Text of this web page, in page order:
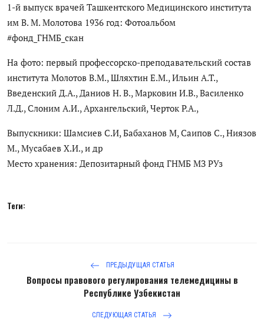
ИИ
Статистика
PDF-translator
Проблемы Арала
Русский
1-й выпуск врачей Ташкентского Медицинского института
им В. М. Молотова 1936 год: Фотоальбом
#фонд_ГНМБ_скан
На фото: первый профессорско-преподавательский состав
института Молотов В.М., Шляхтин Е.М., Ильин А.Т.,
Введенский Д.А., Даниов Н. В., Марковин И.В., Василенко
Л.Д., Слоним А.И., Архангельский, Черток Р.А.,
Выпускники: Шамсиев С.И, Бабаханов М, Саипов С., Ниязов
М., Мусабаев Х.И., и др
Место хранения: Депозитарный фонд ГНМБ МЗ РУз
Теги:
ПРЕДЫДУЩАЯ СТАТЬЯ
Вопросы правового регулирования телемедицины в
Республике Узбекистан
СЛЕДУЮЩАЯ СТАТЬЯ